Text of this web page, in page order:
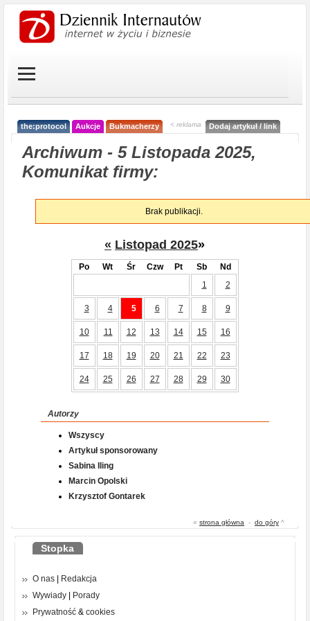
the:protocol Aukcje Bukmacherzy < reklama Dodaj artykuł / link
Archiwum - 5 Listopada 2025,
Komunikat firmy:
Brak publikacji.
« Listopad 2025»
Po Wt Śr Czw Pt Sb
Nd
1
2
3 4 5 6 7 8 9
10 11 12 13 14 15 16
17 18 19 20 21 22 23
24 25 26 27 28 29 30
Autorzy
Wszyscy
Artykuł sponsorowany
Sabina Iling
Marcin Opolski
Krzysztof Gontarek
« strona główna - do góry ^
Stopka
O nas
Redakcja
Wywiady
Porady
Prywatność & cookies